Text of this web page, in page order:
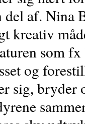
af. Nina
kreativ
som
og
sig, bryder